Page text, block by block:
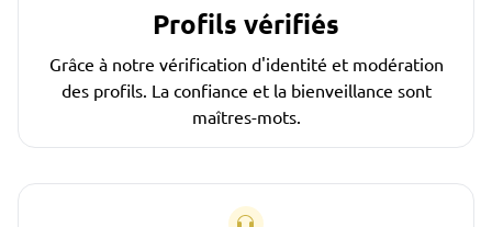
Profils vérifiés
Grâce à notre vérification d'identité et modération
des profils. La confiance et la bienveillance sont
maîtres-mots.